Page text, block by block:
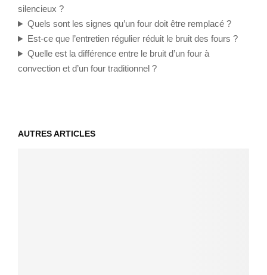
silencieux ?
Quels sont les signes qu’un four doit être remplacé ?
Est-ce que l’entretien régulier réduit le bruit des fours ?
Quelle est la différence entre le bruit d’un four à
convection et d’un four traditionnel ?
AUTRES ARTICLES